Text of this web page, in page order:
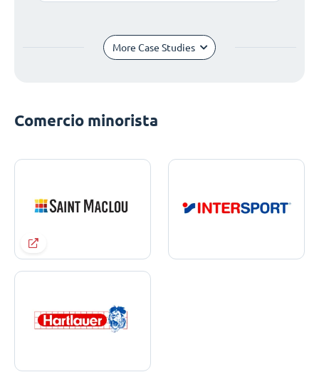
More Case Studies
Comercio minorista